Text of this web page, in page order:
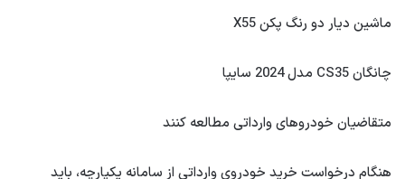
ماشین دیار دو رنگ پکن X55
چانگان CS35 مدل 2024 سایپا
متقاضیان خودروهای وارداتی مطالعه کنند
هنگام درخواست خرید خودروی وارداتی از سامانه یکپارچه، باید